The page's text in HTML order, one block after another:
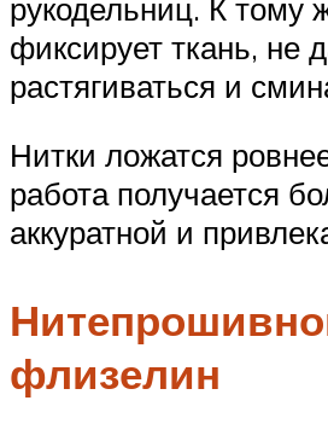
рукодельниц. К тому
фиксирует ткань, не
растягиваться и
Нитки ложатся
работа получается
аккуратной и
флизелин